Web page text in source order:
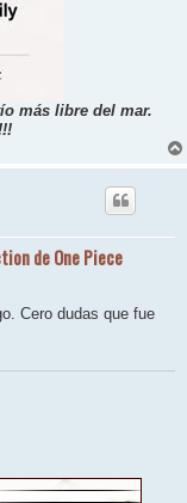
más libre del mar.
de One Piece
Cero dudas que fue